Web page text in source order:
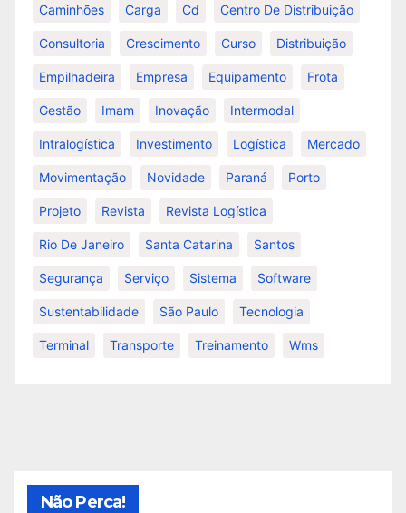
Caminhões Carga Cd Centro De Distribuição
Consultoria Crescimento Curso Distribuição
Empilhadeira Empresa Equipamento Frota
Gestão Imam Inovação Intermodal
Intralogística Investimento Logística Mercado
Movimentação Novidade Paraná Porto
Projeto Revista Revista Logística
Rio De Janeiro Santa Catarina Santos
Segurança Serviço Sistema Software
Sustentabilidade São Paulo Tecnologia
Terminal Transporte Treinamento Wms
Não Perca!